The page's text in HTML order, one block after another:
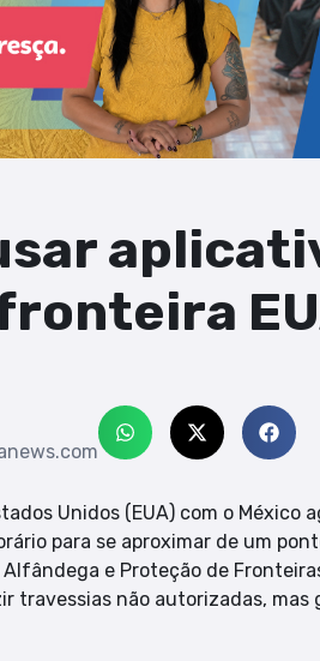
Unidos (EUA) com o México
para se aproximar de um
e Proteção de
travessias não autorizadas, mas